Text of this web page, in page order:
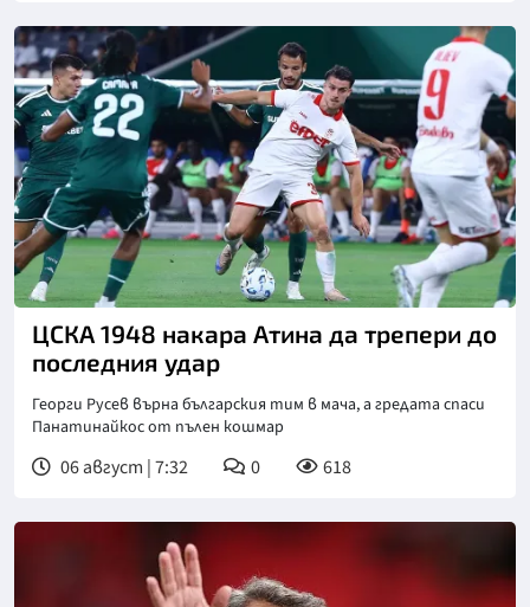
ЦСКА 1948 накара Атина да трепери до
последния удар
Георги Русев върна българския тим в мача, а гредата спаси
Панатинайкос от пълен кошмар
06 август | 7:32 0 618